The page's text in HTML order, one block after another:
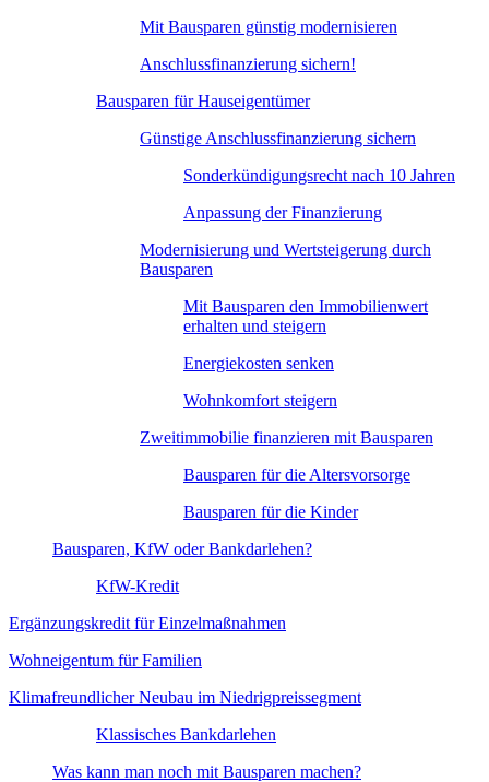
Mit Bausparen günstig modernisieren
Anschlussfinanzierung sichern!
Bausparen für Hauseigentümer
Günstige Anschlussfinanzierung sichern
Sonderkündigungsrecht nach 10 Jahren
Anpassung der Finanzierung
Modernisierung und Wertsteigerung durch
Bausparen
Mit Bausparen den Immobilienwert
erhalten und steigern
Energiekosten senken
Wohnkomfort steigern
Zweitimmobilie finanzieren mit Bausparen
Bausparen für die Altersvorsorge
Bausparen für die Kinder
Bausparen, KfW oder Bankdarlehen?
KfW-Kredit
Ergänzungskredit für Einzelmaßnahmen
Wohneigentum für Familien
Klimafreundlicher Neubau im Niedrigpreissegment
Klassisches Bankdarlehen
Was kann man noch mit Bausparen machen?